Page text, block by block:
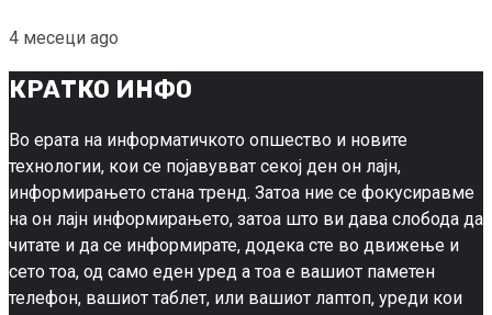
4 месеци ago
КРАТКО ИНФО
Во ерата на информатичкото опшество и новите
технологии, кои се појавувват секој ден он лајн,
информирањето стана тренд. Затоа ние се фокусиравме
на он лајн информирањето, затоа што ви дава слобода да
читате и да се информирате, додека сте во движење и
сето тоа, од само еден уред а тоа е вашиот паметен
телефон, вашиот таблет, или вашиот лаптоп, уреди кои